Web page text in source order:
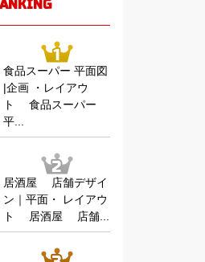
食品スーパー 平面図
|企画 ・レイアウ
ト 食品スーパー
平...
居酒屋 店舗デザイ
ン｜平面・ レイアウ
ト 居酒屋 店舗...